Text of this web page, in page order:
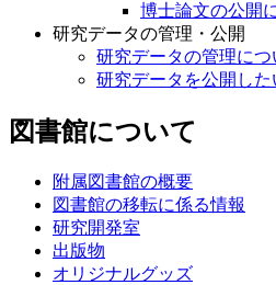
博士論文の公開
研究データの管理・公開
研究データの管理に
研究データを公開した
図書館について
附属図書館の概要
図書館の移転に係る情報
研究開発室
出版物
オリジナルグッズ